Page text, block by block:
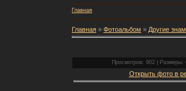
Главная
Главная » Фотоальбом » Другие
Просмотров: 902 | Размеры:
Открыть фото в